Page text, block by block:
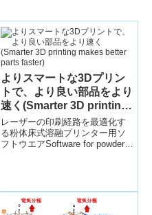
よりスマートな3Dプリン
トで、より良い部品をより
速く(Smarter 3D printing
makes better parts faster)
レーザーの印刷経路を最適化す
る粉体床式溶融プリンター用ソ
フトウエアSoftware for powder